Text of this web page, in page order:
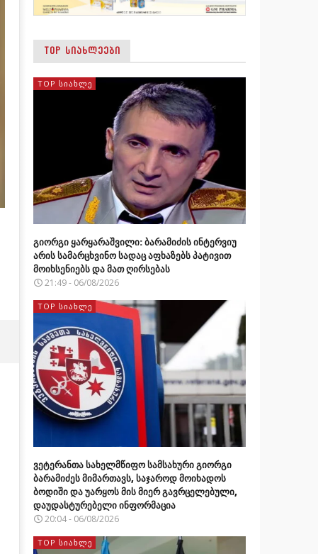
TOP ᲡᲘᲐᲮᲚᲔᲔᲑᲘ
TOP ᲡᲘᲐᲮᲚᲔ
გიორგი ყარყარაშვილი: ბარამიძის ინტერვიუ
არის სამარცხვინო სადაც აფხაზებს პატივით
მოიხსენიებს და მათ ღირსებას
21:49 - 06/08/2026
TOP ᲡᲘᲐᲮᲚᲔ
ვეტერანთა სახელმწიფო სამსახური გიორგი
ბარამიძეს მიმართავს, საჯაროდ მოიხადოს
ბოდიში და უარყოს მის მიერ გავრცელებული,
დაუდასტურებელი ინფორმაცია
20:04 - 06/08/2026
TOP ᲡᲘᲐᲮᲚᲔ